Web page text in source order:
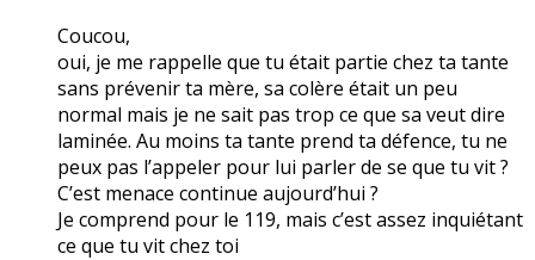
Coucou,
oui, je me rappelle que tu était partie chez ta tante
sans prévenir ta mère, sa colère était un peu
normal mais je ne sait pas trop ce que sa veut dire
laminée. Au moins ta tante prend ta défence, tu ne
peux pas l’appeler pour lui parler de se que tu vit ?
C’est menace continue aujourd’hui ?
Je comprend pour le 119, mais c’est assez inquiétant
ce que tu vit chez toi